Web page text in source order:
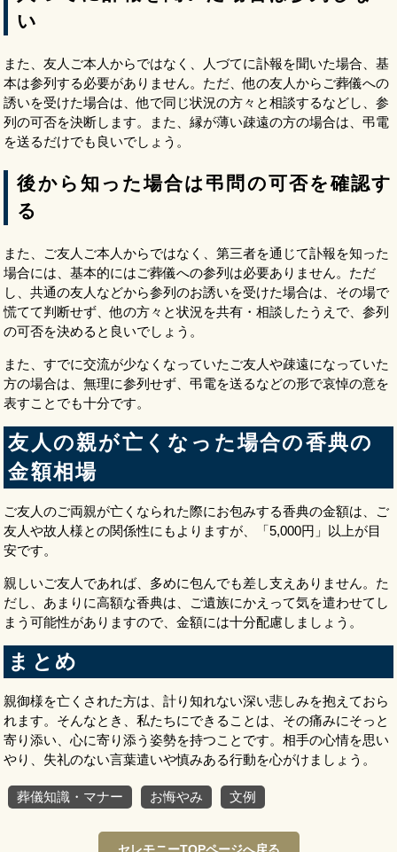
い
また、友人ご本人からではなく、人づてに訃報を聞いた場合、基
本は参列する必要がありません。ただ、他の友人からご葬儀への
誘いを受けた場合は、他で同じ状況の方々と相談するなどし、参
列の可否を決断します。また、縁が薄い疎遠の方の場合は、弔電
を送るだけでも良いでしょう。
後から知った場合は弔問の可否を確認す
る
また、ご友人ご本人からではなく、第三者を通じて訃報を知った
場合には、基本的にはご葬儀への参列は必要ありません。ただ
し、共通の友人などから参列のお誘いを受けた場合は、その場で
慌てて判断せず、他の方々と状況を共有・相談したうえで、参列
の可否を決めると良いでしょう。
また、すでに交流が少なくなっていたご友人や疎遠になっていた
方の場合は、無理に参列せず、弔電を送るなどの形で哀悼の意を
表すことでも十分です。
友人の親が亡くなった場合の香典の
金額相場
ご友人のご両親が亡くなられた際にお包みする香典の金額は、ご
友人や故人様との関係性にもよりますが、「5,000円」以上が目
安です。
親しいご友人であれば、多めに包んでも差し支えありません。た
だし、あまりに高額な香典は、ご遺族にかえって気を遣わせてし
まう可能性がありますので、金額には十分配慮しましょう。
まとめ
親御様を亡くされた方は、計り知れない深い悲しみを抱えておら
れます。そんなとき、私たちにできることは、その痛みにそっと
寄り添い、心に寄り添う姿勢を持つことです。相手の心情を思い
やり、失礼のない言葉遣いや慎みある行動を心がけましょう。
葬儀知識・マナー お悔やみ 文例